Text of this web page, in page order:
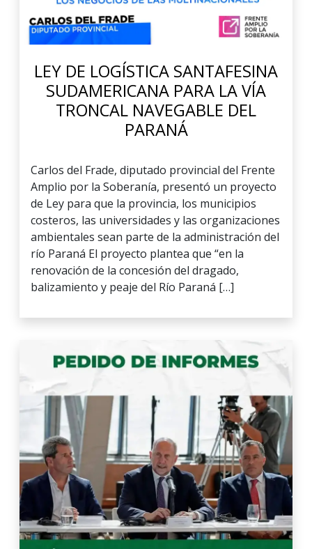
LEY DE LOGÍSTICA SANTAFESINA
SUDAMERICANA PARA LA VÍA
TRONCAL NAVEGABLE DEL
PARANÁ
Carlos del Frade, diputado provincial del Frente
Amplio por la Soberanía, presentó un proyecto
de Ley para que la provincia, los municipios
costeros, las universidades y las organizaciones
ambientales sean parte de la administración del
río Paraná El proyecto plantea que “en la
renovación de la concesión del dragado,
balizamiento y peaje del Río Paraná […]